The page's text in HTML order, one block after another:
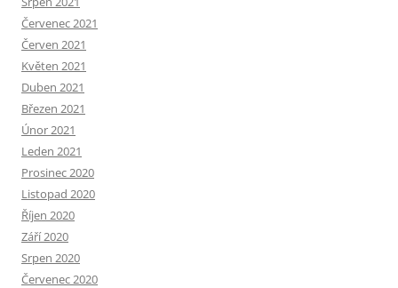
Červenec 2021
Červen 2021
Květen 2021
Duben 2021
Březen 2021
Únor 2021
Leden 2021
Prosinec 2020
Listopad 2020
Říjen 2020
Září 2020
Srpen 2020
Červenec 2020